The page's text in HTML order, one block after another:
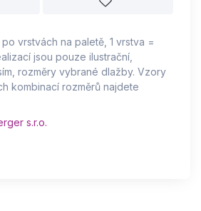
vrstvách na paletě, 1 vrstva =
jsou pouze ilustrační,
rozměry vybrané dlažby. Vzory
kombinací rozměrů najdete
s.r.o.